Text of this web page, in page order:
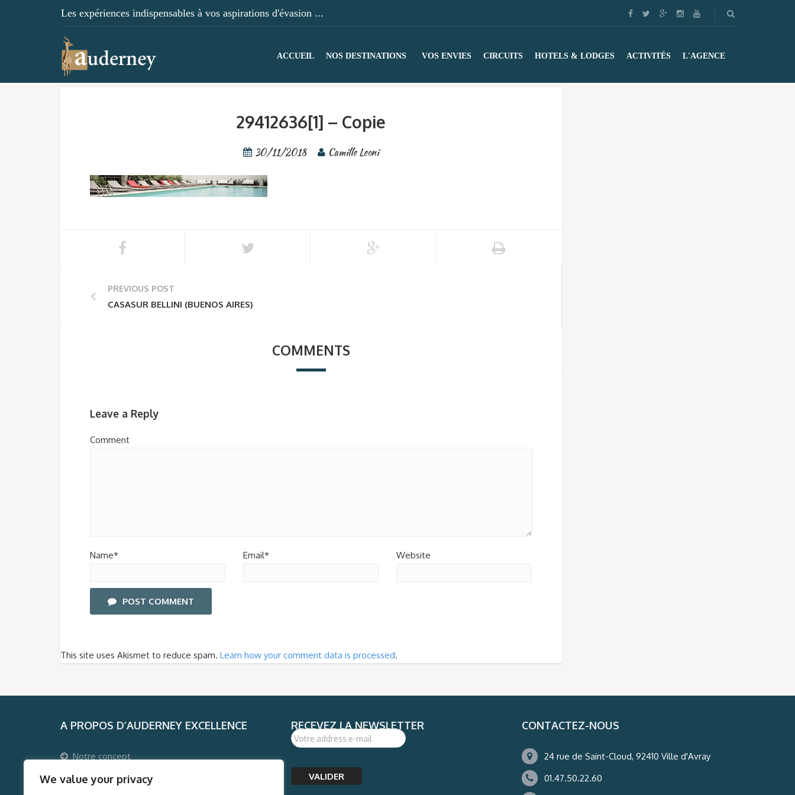
We value your privacy
Les expériences indispensables à vos aspirations d'évasion ...
ACCUEIL NOS DESTINATIONS VOS ENVIES CIRCUITS HOTELS & LODGES ACTIVITÉS L'AGENCE
29412636[1] – Copie
30/11/2018 Camille Leoni
PREVIOUS POST
CASASUR BELLINI (BUENOS AIRES)
COMMENTS
Leave a Reply
Comment
Name* Email* Website
POST COMMENT
This site uses Akismet to reduce spam. Learn how your comment data is processed.
A PROPOS D’AUDERNEY EXCELLENCE
Notre concept
Pourquoi voyager avec Auderney Excellence ?
Qui sommes-nous ?
RECEVEZ LA NEWSLETTER CONTACTEZ-NOUS
24 rue de Saint-Cloud, 92410 Ville d'Avray
01.47.50.22.60